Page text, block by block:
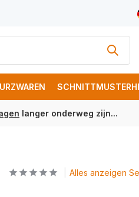
Kostenloser Versand ab € 150
langer onderweg zijn...
Alles anzeigen